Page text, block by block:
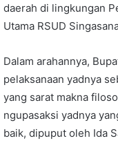
daerah di lingkungan
Utama RSUD
Dalam arahannya,
pelaksanaan yadnya
yang sarat makna
ngupasaksi yadnya
baik, dipuput oleh Ida